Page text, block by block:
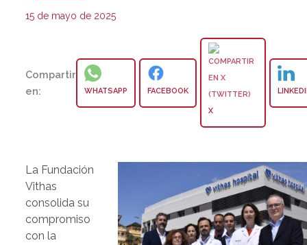
15 de mayo de 2025
Compartir
en:
WHATSAPP FACEBOOK
X
La Fundación
Vithas
consolida su
compromiso
con la